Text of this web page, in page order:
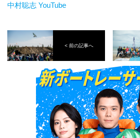
中村聡志 YouTube
< 前の記事へ